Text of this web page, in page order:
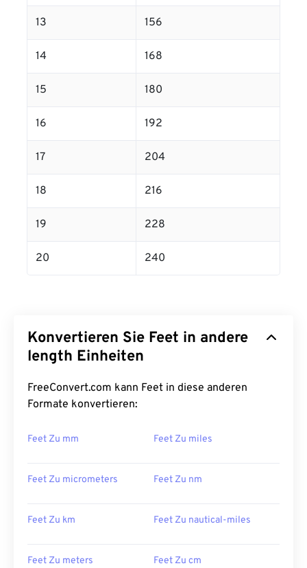
13 156
14 168
15 180
16 192
17 204
18 216
19 228
20 240
Konvertieren Sie Feet in andere
length Einheiten
FreeConvert.com kann Feet in diese anderen
Formate konvertieren:
Feet Zu mm Feet Zu miles
Feet Zu micrometers Feet Zu nm
Feet Zu km Feet Zu nautical-miles
Feet Zu meters Feet Zu cm